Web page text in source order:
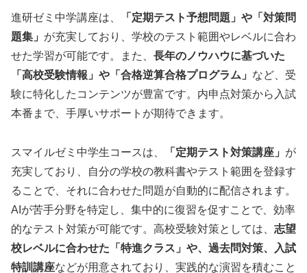
進研ゼミ中学講座は、
「定期テスト予想問題」や「対策問
題集」 が充実しており、学校のテスト範囲やレベルに合わ
せた学習が可能です。また、 長年のノウハウに基づいた
「高校受験情報」や「合格逆算合格プログラム」 など、受
験に特化したコンテンツが豊富です。内申点対策から入試
本番まで、手厚いサポートが期待できます。
スマイルゼミ中学生コースは、 「定期テスト対策講座」 が
充実しており、自分の学校の教科書やテスト範囲を登録す
ることで、それに合わせた問題が自動的に配信されます。
AIが苦手分野を特定し、集中的に復習を促すことで、効率
的なテスト対策が可能です。高校受験対策としては、 志望
校レベルに合わせた「特進クラス」や、過去問対策、入試
特訓講座などが用意されており、実践的な演習を積むこと